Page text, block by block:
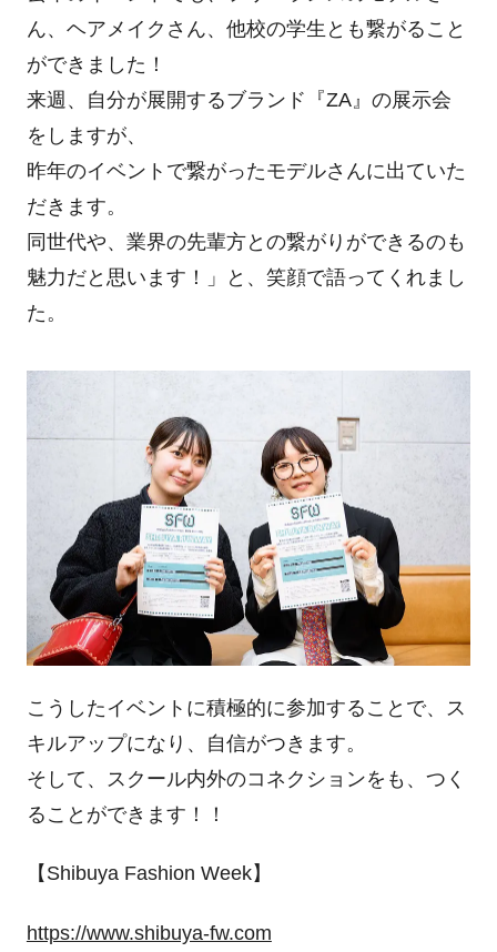
ん、ヘアメイクさん、他校の学生とも繋がること
ができました！
来週、自分が展開するブランド『ZA』の展示会
をしますが、
昨年のイベントで繋がったモデルさんに出ていた
だきます。
同世代や、業界の先輩方との繋がりができるのも
魅力だと思います！」と、笑顔で語ってくれまし
た。
こうしたイベントに積極的に参加することで、ス
キルアップになり、自信がつきます。
そして、スクール内外のコネクションをも、つく
ることができます！！
【Shibuya Fashion Week】
https://www.shibuya-fw.com